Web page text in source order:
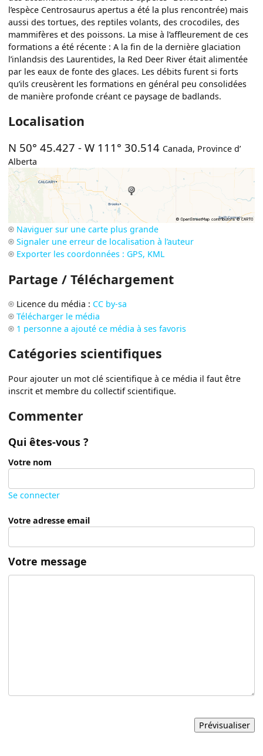
l’espèce Centrosaurus apertus a été la plus rencontrée) mais
aussi des tortues, des reptiles volants, des crocodiles, des
mammifères et des poissons. La mise à l’affleurement de ces
formations a été récente : A la fin de la dernière glaciation
l’inlandsis des Laurentides, la Red Deer River était alimentée
par les eaux de fonte des glaces. Les débits furent si forts
qu’ils creusèrent les formations en général peu consolidées
de manière profonde créant ce paysage de badlands.
Localisation
N 50° 45.427 -W 111° 30.514 Canada, Province d’
Alberta
Naviguer sur une carte plus grande
Signaler une erreur de localisation à l’auteur
Exporter les coordonnées : GPS, KML
Partage / Téléchargement
Licence du média : CC by-sa
Télécharger le média
1 personne a ajouté ce média à ses favoris
Catégories scientifiques
Pour ajouter un mot clé scientifique à ce média il faut être
inscrit et membre du collectif scientifique.
Commenter
Qui êtes-vous ?
Votre nom
Se connecter
Votre adresse email
Votre message